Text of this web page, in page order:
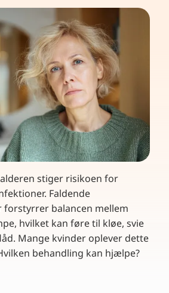
stiger risikoen for
Faldende
forstyrrer balancen mellem
hvilket kan føre til kløe, svie
Mange kvinder oplever dette
behandling kan hjælpe?